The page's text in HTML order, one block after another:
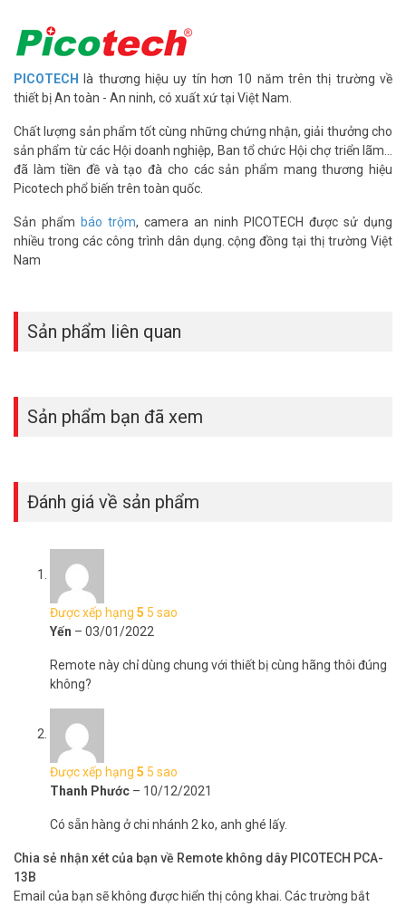
PICOTECH là thương hiệu uy tín hơn 10 năm trên thị trường về
thiết bị An toàn - An ninh, có xuất xứ tại Việt Nam.
Chất lượng sản phẩm tốt cùng những chứng nhận, giải thưởng cho
sản phẩm từ các Hội doanh nghiệp, Ban tổ chức Hội chợ triển lãm...
đã làm tiền đề và tạo đà cho các sản phẩm mang thương hiệu
Picotech phổ biến trên toàn quốc.
Sản phẩm báo trộm, camera an ninh PICOTECH được sử dụng
nhiều trong các công trình dân dụng. cộng đồng tại thị trường Việt
Nam
Sản phẩm liên quan
Sản phẩm bạn đã xem
Đánh giá về sản phẩm
Được xếp hạng 5 5 sao
Yến – 03/01/2022
Remote này chỉ dùng chung với thiết bị cùng hãng thôi đúng
không?
Được xếp hạng 5 5 sao
Thanh Phước – 10/12/2021
Có sẵn hàng ở chi nhánh 2 ko, anh ghé lấy.
Chia sẻ nhận xét của bạn về Remote không dây PICOTECH PCA-
13B
Email của bạn sẽ không được hiển thị công khai. Các trường bắt